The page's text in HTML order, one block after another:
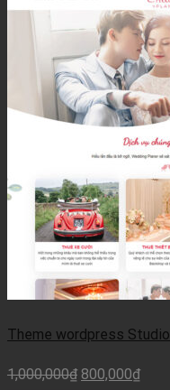
Theme wordpress
1,000,000₫ 800,000₫